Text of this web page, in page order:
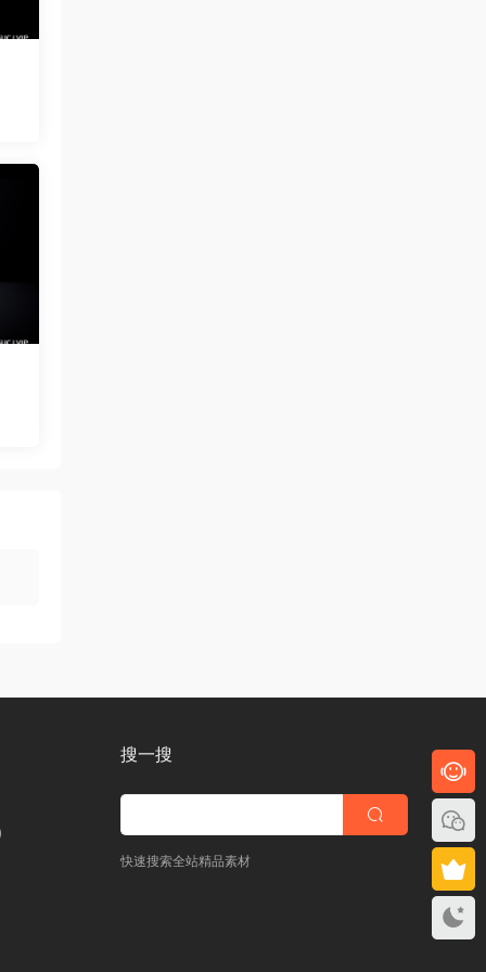
搜一搜
快速搜索全站精品素材